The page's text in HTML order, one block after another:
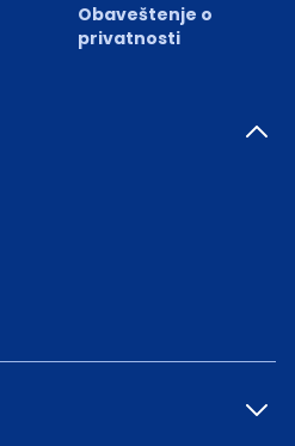
Obaveštenje o
privatnosti